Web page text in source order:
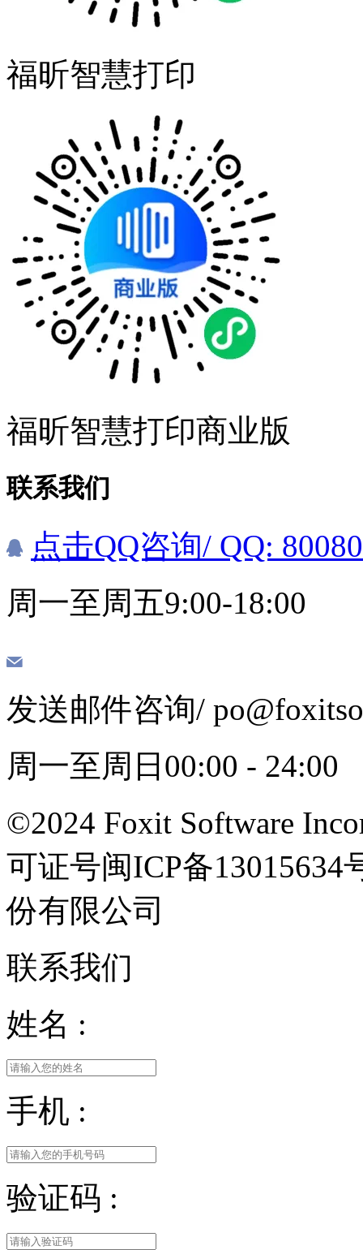
福昕智慧打印
福昕智慧打印商业版
联系我们
点击QQ咨询/ QQ:
周一至周五9:00-18:00
发送邮件咨询/
周一至周日00:00 - 24:00
©2024 Foxit Software
可证号闽ICP备
份有限公司
联系我们
姓名 :
手机 :
验证码 :